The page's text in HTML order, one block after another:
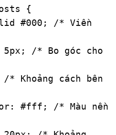
{
#000 ; /* Viền
5px ; /* Bo góc cho
/* Khoảng cách bên
: #fff ; /* Màu nền